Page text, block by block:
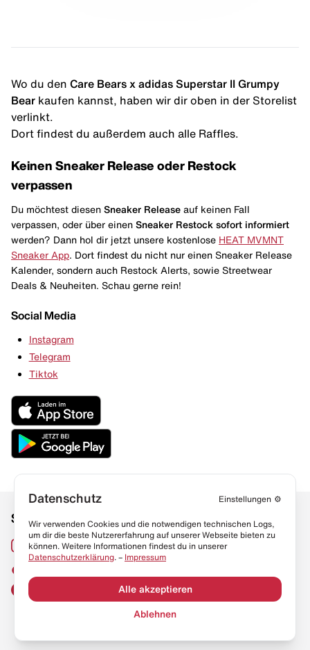
Wo du den Care Bears x adidas Superstar II Grumpy
Bear kaufen kannst, haben wir dir oben in der Storelist
verlinkt.
Dort findest du außerdem auch alle Raffles.
Keinen Sneaker Release oder Restock
verpassen
Du möchtest diesen Sneaker Release auf keinen Fall
verpassen, oder über einen Sneaker Restock sofort informiert
werden? Dann hol dir jetzt unsere kostenlose HEAT MVMNT
Sneaker App . Dort findest du nicht nur einen Sneaker Release
Kalender, sondern auch Restock Alerts, sowie Streetwear
Deals & Neuheiten. Schau gerne rein!
Social Media
Instagram
Telegram
Tiktok
Social Media
Instagram
Links
Sneaker Lexikon
Resell Guide
Datenschutz
Datenschutz Einstellungen ⚙️
Wir verwenden Cookies und die notwendigen technischen Logs,
um dir die beste Nutzererfahrung auf unserer Webseite bieten zu
können. Weitere Informationen findest du in unserer
Datenschutzerklärung. – Impressum
Alle akzeptieren
Ablehnen